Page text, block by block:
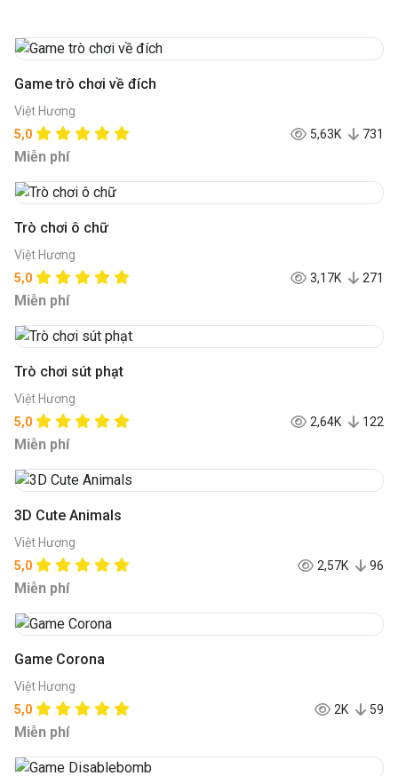
Game trò chơi về đích
Việt Hương
5,0
5,63K 731
Miễn phí
Trò chơi ô chữ
Việt Hương
5,0
3,17K 271
Miễn phí
Trò chơi sút phạt
Việt Hương
5,0
2,64K 122
Miễn phí
3D Cute Animals
Việt Hương
5,0
2,57K 96
Miễn phí
Game Corona
Việt Hương
5,0
2K 59
Miễn phí